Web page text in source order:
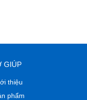
GIÚP
thiệu
phẩm